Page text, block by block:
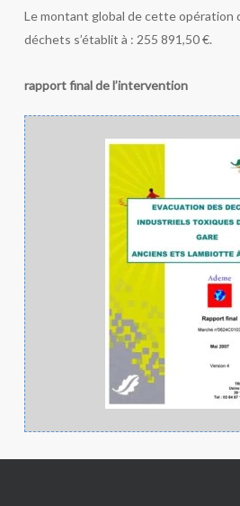
Le montant global de cette opération
déchets s’établit à : 255 891,50 €.
rapport final de l’intervention